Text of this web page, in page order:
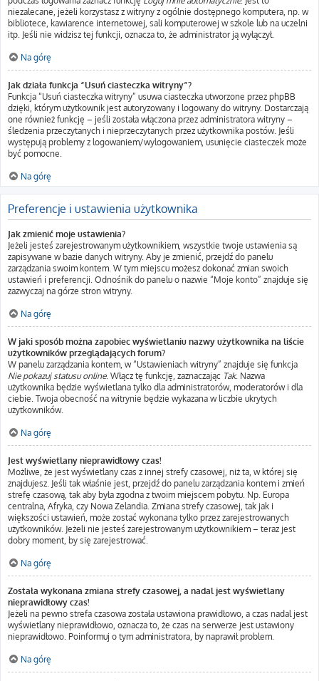
niezalecane, jeżeli korzystasz z witryny z ogólnie dostępnego komputera, np. w
bibliotece, kawiarence internetowej, sali komputerowej w szkole lub na uczelni
itp. Jeśli nie widzisz tej funkcji, oznacza to, że administrator ją wyłączył.
Na górę
Jak działa funkcja “Usuń ciasteczka witryny”?
Funkcja “Usuń ciasteczka witryny” usuwa ciasteczka utworzone przez phpBB
dzięki, którym użytkownik jest autoryzowany i logowany do witryny. Dostarczają
one również funkcję – jeśli została włączona przez administratora witryny –
śledzenia przeczytanych i nieprzeczytanych przez użytkownika postów. Jeśli
występują problemy z logowaniem/wylogowaniem, usunięcie ciasteczek może
być pomocne.
Na górę
Preferencje i ustawienia użytkownika
Jak zmienić moje ustawienia?
Jeżeli jesteś zarejestrowanym użytkownikiem, wszystkie twoje ustawienia są
zapisywane w bazie danych witryny. Aby je zmienić, przejdź do panelu
zarządzania swoim kontem. W tym miejscu możesz dokonać zmian swoich
ustawień i preferencji. Odnośnik do panelu o nazwie “Moje konto” znajduje się
zazwyczaj na górze stron witryny.
Na górę
W jaki sposób można zapobiec wyświetlaniu nazwy użytkownika na liście
użytkowników przeglądających forum?
W panelu zarządzania kontem, w “Ustawieniach witryny” znajduje się funkcja
Nie pokazuj statusu online. Włącz tę funkcję, zaznaczając Tak. Nazwa
użytkownika będzie wyświetlana tylko dla administratorów, moderatorów i dla
ciebie. Twoja obecność na witrynie będzie wykazana w liczbie ukrytych
użytkowników.
Na górę
Jest wyświetlany nieprawidłowy czas!
Możliwe, że jest wyświetlany czas z innej strefy czasowej, niż ta, w której się
znajdujesz. Jeśli tak właśnie jest, przejdź do panelu zarządzania kontem i zmień
strefę czasową, tak aby była zgodna z twoim miejscem pobytu. Np. Europa
centralna, Afryka, czy Nowa Zelandia. Zmiana strefy czasowej, tak jak i
większości ustawień, może zostać wykonana tylko przez zarejestrowanych
użytkowników. Jeżeli nie jesteś zarejestrowanym użytkownikiem – teraz jest
dobry moment, by się zarejestrować.
Na górę
Została wykonana zmiana strefy czasowej, a nadal jest wyświetlany
nieprawidłowy czas!
Jeżeli na pewno strefa czasowa została ustawiona prawidłowo, a czas nadal jest
wyświetlany nieprawidłowo, oznacza to, że czas na serwerze jest ustawiony
nieprawidłowo. Poinformuj o tym administratora, by naprawił problem.
Na górę